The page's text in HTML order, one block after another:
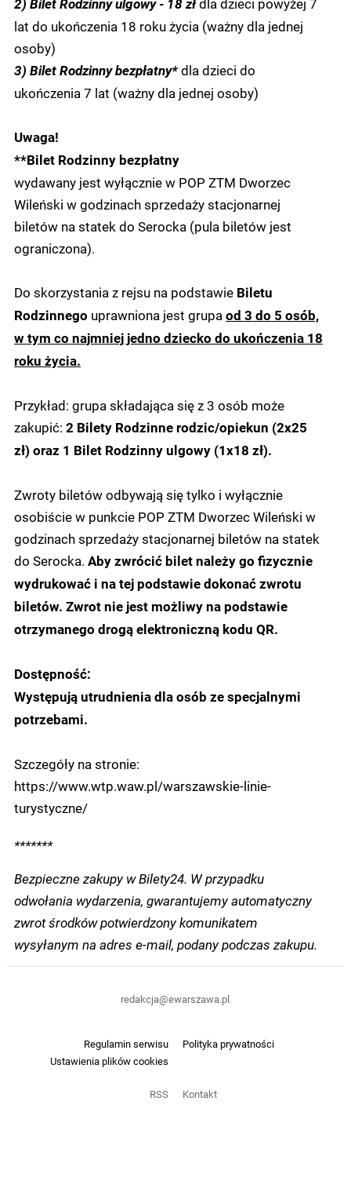
lat do ukończenia 18 roku życia (ważny dla jednej
osoby)
3) Bilet Rodzinny bezpłatny*dla dzieci do
ukończenia 7 lat (ważny dla jednej osoby)
Uwaga!
**Bilet Rodzinny bezpłatny
wydawany jest wyłącznie w POP ZTM Dworzec
Wileński w godzinach sprzedaży stacjonarnej
biletów na statek do Serocka (pula biletów jest
ograniczona).
Do skorzystania z rejsu na podstawie Biletu
Rodzinnego uprawniona jest grupa od 3 do 5 osób,
w tym co najmniej jedno dziecko do ukończenia 18
roku życia.
Przykład: grupa składająca się z 3 osób może
zakupić: 2 Bilety Rodzinne rodzic/opiekun (2x25
zł) oraz 1 Bilet Rodzinny ulgowy (1x18 zł).
Zwroty biletów odbywają się tylko i wyłącznie
osobiście w punkcie POP ZTM Dworzec Wileński w
godzinach sprzedaży stacjonarnej biletów na statek
do Serocka. Aby zwrócić bilet należy go fizycznie
wydrukować i na tej podstawie dokonać zwrotu
biletów. Zwrot nie jest możliwy na podstawie
otrzymanego drogą elektroniczną kodu QR.
Dostępność:
Występują utrudnienia dla osób ze specjalnymi
potrzebami.
Szczegóły na stronie:
https://www.wtp.waw.pl/warszawskie-linie-
turystyczne/
*******
Bezpieczne zakupy w Bilety24. W przypadku
odwołania wydarzenia, gwarantujemy automatyczny
zwrot środków potwierdzony komunikatem
wysyłanym na adres e-mail, podany podczas zakupu.
Regulamin serwisu
Polityka prywatności
Ustawienia plików cookies
RSS Kontakt
redakcja@ewarszawa.pl